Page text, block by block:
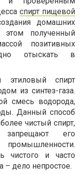
спирт пищевой
домашних
этом полученный
позитивных
отыскать в
спирт
из синтез-газа.
смесь водорода,
Данный способ
чистый спирт,
его
чистого и часто
– дело непростое.